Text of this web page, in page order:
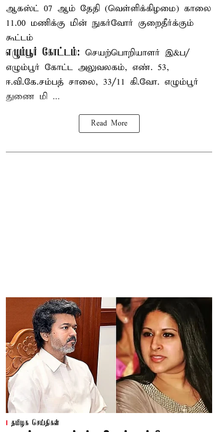
ஆகஸ்ட் 07 ஆம் தேதி (வெள்ளிக்கிழமை) காலை
11.00 மணிக்கு மின் நுகர்வோர் குறைதீர்க்கும்
கூட்டம்
எழும்பூர் கோட்டம்: செயற்பொறியாளர் இ&ப/
எழும்பூர் கோட்ட அலுவலகம், எண். 53,
ஈ.வி.கே.சம்பத் சாலை, 33/11 கி.வோ. எழும்பூர்
துணை மி ...
Read More
தமிழக செய்திகள்